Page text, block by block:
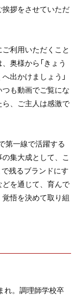
拶をさせていただ
利用いただくこと
奥様から「きょう
出かけましょう」
も動画でご覧にな
、ご主人は感激で
第一線で活躍する
集大成として、こ
残るブランドにす
を通じて、育んで
悟を決めて取り組
。調理師学校卒